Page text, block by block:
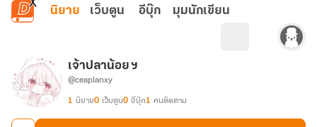
ข้ามไปยังเนื้อหาหลัก
นิยาย เว็บตูน อีบุ๊ก มุมนักเขียน
เจ้าปลาน้อย ฯ
@ceaplanxy
1 นิยาย0 เว็บตูน0 อีบุ๊ก1 คนติดตาม